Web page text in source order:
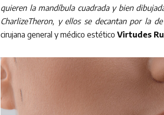
quieren la mandíbula cuadrada y bien
CharlizeTheron, y ellos se decantan por la
cirujana general y médico estético Virtudes